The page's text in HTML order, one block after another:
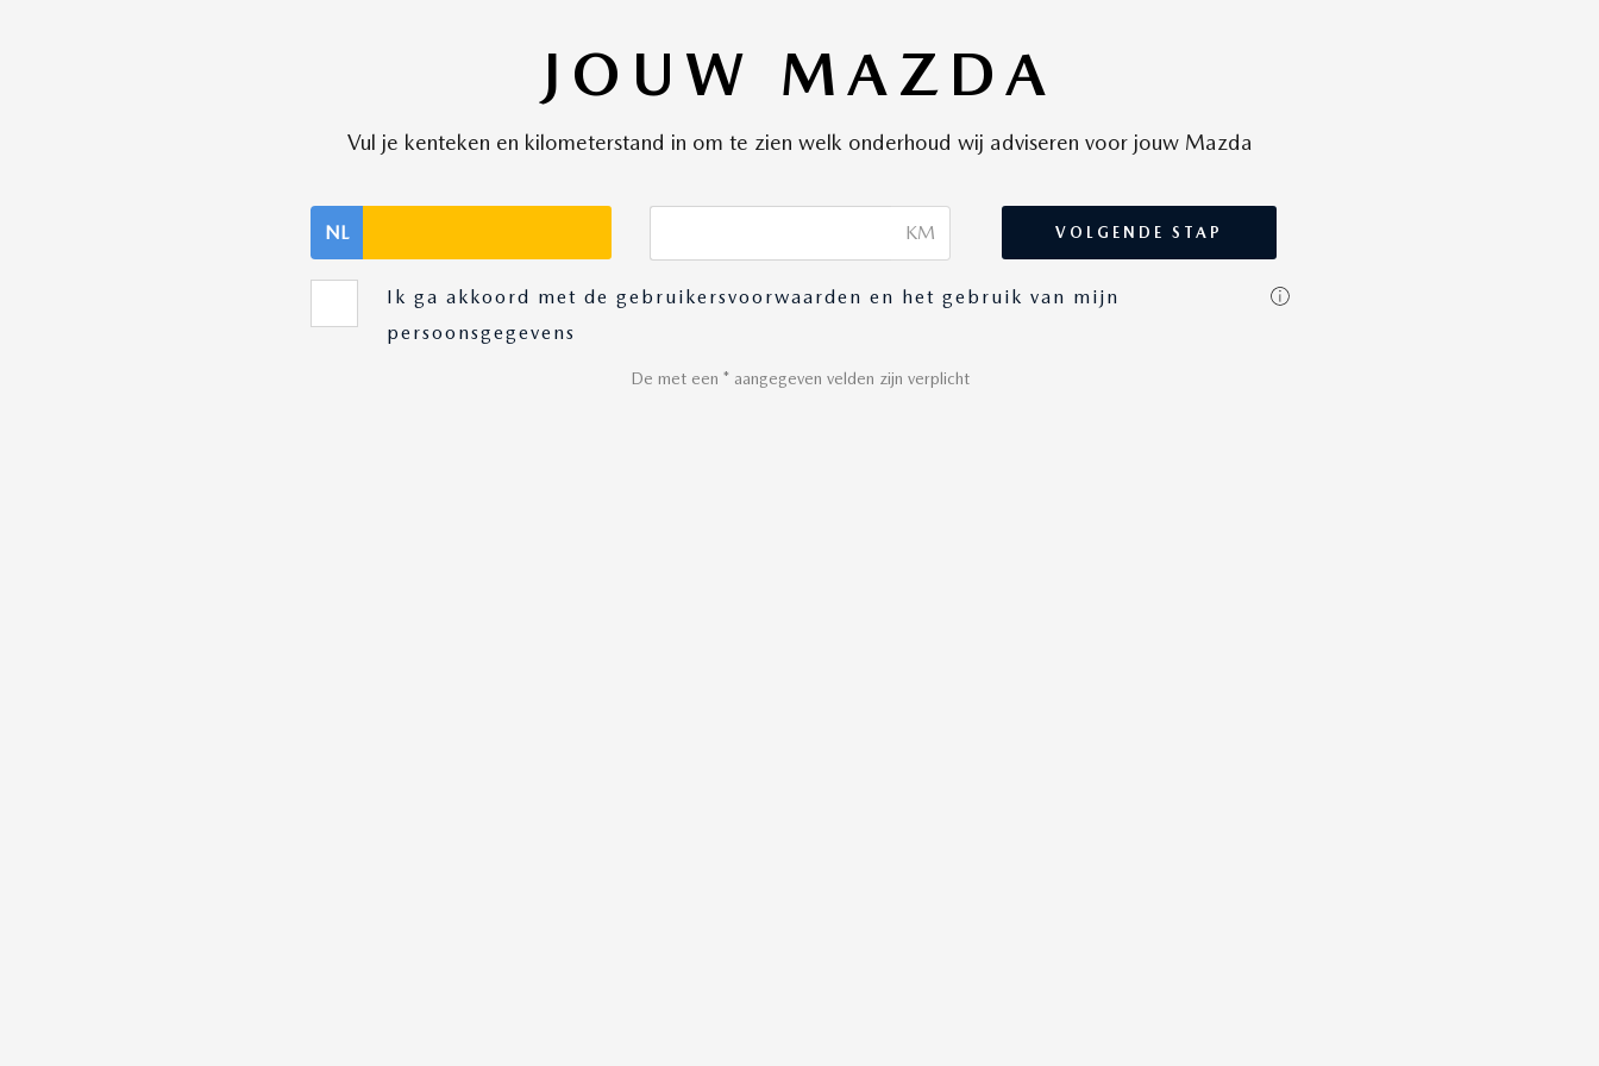
JOUW MAZDA
Vul je kenteken en kilometerstand in om te zien welk onderhoud wij adviseren voor jouw Mazda
NL KM VOLGENDE STAP
Ik ga akkoord met de gebruikersvoorwaarden en het gebruik van mijn
persoonsgegevens
De met een * aangegeven velden zijn verplicht